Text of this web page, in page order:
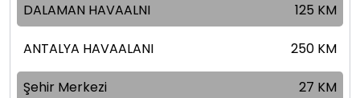
DALAMAN HAVAALNI 125 KM
ANTALYA HAVAALANI 250 KM
Şehir Merkezi 27 KM